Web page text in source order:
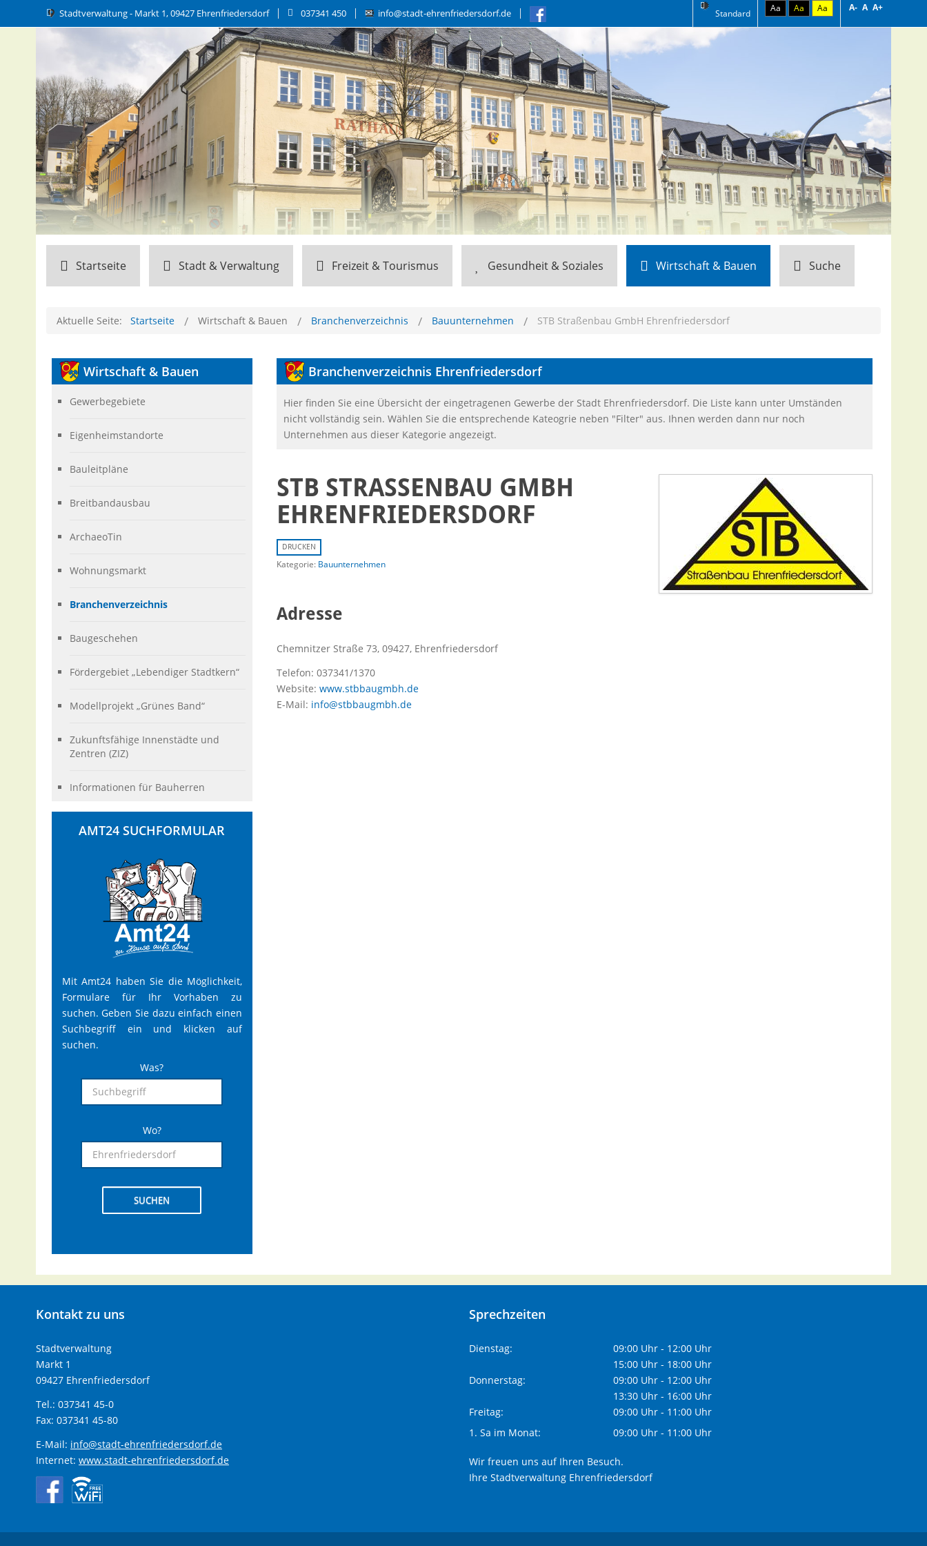
Stadtverwaltung - Markt 1, 09427 Ehrenfriedersdorf 037341 450 info@stadt-ehrenfriedersdorf.de Standard Aa Aa Aa A- A A+
Wirtschaft & Bauen
Startseite Stadt & Verwaltung Freizeit & Tourismus Gesundheit & Soziales Wirtschaft & Bauen Suche
Aktuelle Seite: Startseite Wirtschaft & Bauen Branchenverzeichnis Bauunternehmen STB Straßenbau GmbH Ehrenfriedersdorf
Branchenverzeichnis Ehrenfriedersdorf
Hier finden Sie eine Übersicht der eingetragenen Gewerbe der Stadt Ehrenfriedersdorf. Die Liste kann unter Umständen
nicht vollständig sein. Wählen Sie die entsprechende Kateogrie neben "Filter" aus. Ihnen werden dann nur noch
Unternehmen aus dieser Kategorie angezeigt.
STB STRASSENBAU GMBH E
HRENFRIEDERSDORF
DRUCKEN
Kategorie: Bauunternehmen
Adresse
Chemnitzer Straße 73, 09427, Ehrenfriedersdorf
Telefon:037341/1370
Website:www.stbbaugmbh.de
E-Mail: info@stbbaugmbh.de
Wirtschaft& Bauen
Gewerbegebiete
Eigenheimstandorte
Bauleitpläne
Breitbandausbau
ArchaeoTin
Wohnungsmarkt
Branchenverzeichnis
Baugeschehen
Fördergebiet „Lebendiger Stadtkern“
Modellprojekt „Grünes Band“
Zukunftsfähige Innenstädte und
Zentren (ZIZ)
Informationen für Bauherren
AMT24 SUCHFORMULAR
Mit Amt24 haben Sie die Möglichkeit,
Formulare für Ihr Vorhaben zu
suchen. Geben Sie dazu einfach einen
Suchbegriff ein und klicken auf
suchen.
Was?
Wo?
SUCHEN
Kontakt zu uns
Stadtverwaltung
Markt 1
09427 Ehrenfriedersdorf
Tel.: 037341 45-0
Fax: 037341 45-80
E-Mail: info@stadt-ehrenfriedersdorf.de
Internet: www.stadt-ehrenfriedersdorf.de
Sprechzeiten
Dienstag:
09:00 Uhr - 12:00 Uhr
15:00 Uhr - 18:00 Uhr
Donnerstag:
09:00 Uhr - 12:00 Uhr
13:30 Uhr - 16:00 Uhr
Freitag:
09:00 Uhr - 11:00 Uhr
1. Sa im Monat:
09:00 Uhr - 11:00 Uhr
Wir freuen uns auf Ihren Besuch.
Ihre Stadtverwaltung Ehrenfriedersdorf